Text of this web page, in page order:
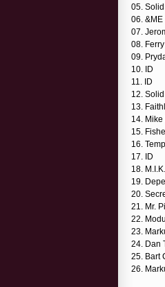
05.
06. &ME
07.
08.
09.
10. ID
11. ID
12.
13.
14. Mike
15.
16.
17. ID
18.
19.
20.
21. Mr.
22.
23.
24. Dan
25. Bart
26.